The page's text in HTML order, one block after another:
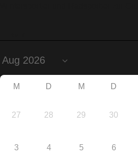
M D M D
27 28 29 30
3 4 5 6